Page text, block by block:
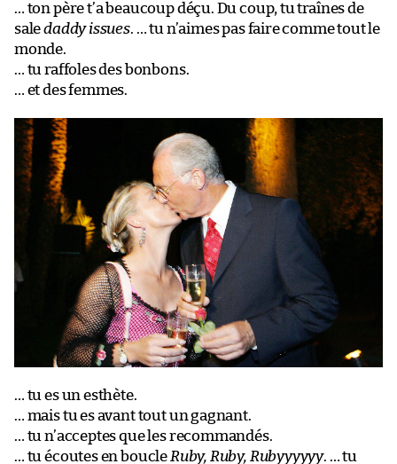
… ton père t’a beaucoup déçu. Du coup, tu traînes de
saledaddy issues. … tu n’aimes pas faire comme tout le
monde.
… tu raffoles des bonbons.
… et des femmes.
… tu es un esthète.
… mais tu es avant tout un gagnant.
… tu n’acceptes que les recommandés.
… tu écoutes en boucle Ruby, Ruby, Rubyyyyyy. … tu